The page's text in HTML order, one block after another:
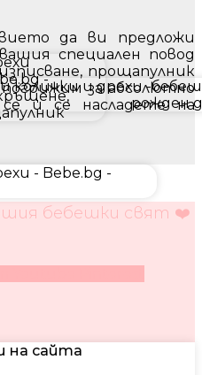
да ви предложи
специален повод
прощапулник
за абсолютно
и се насладете на
бебешки свят ❤️
на сайта